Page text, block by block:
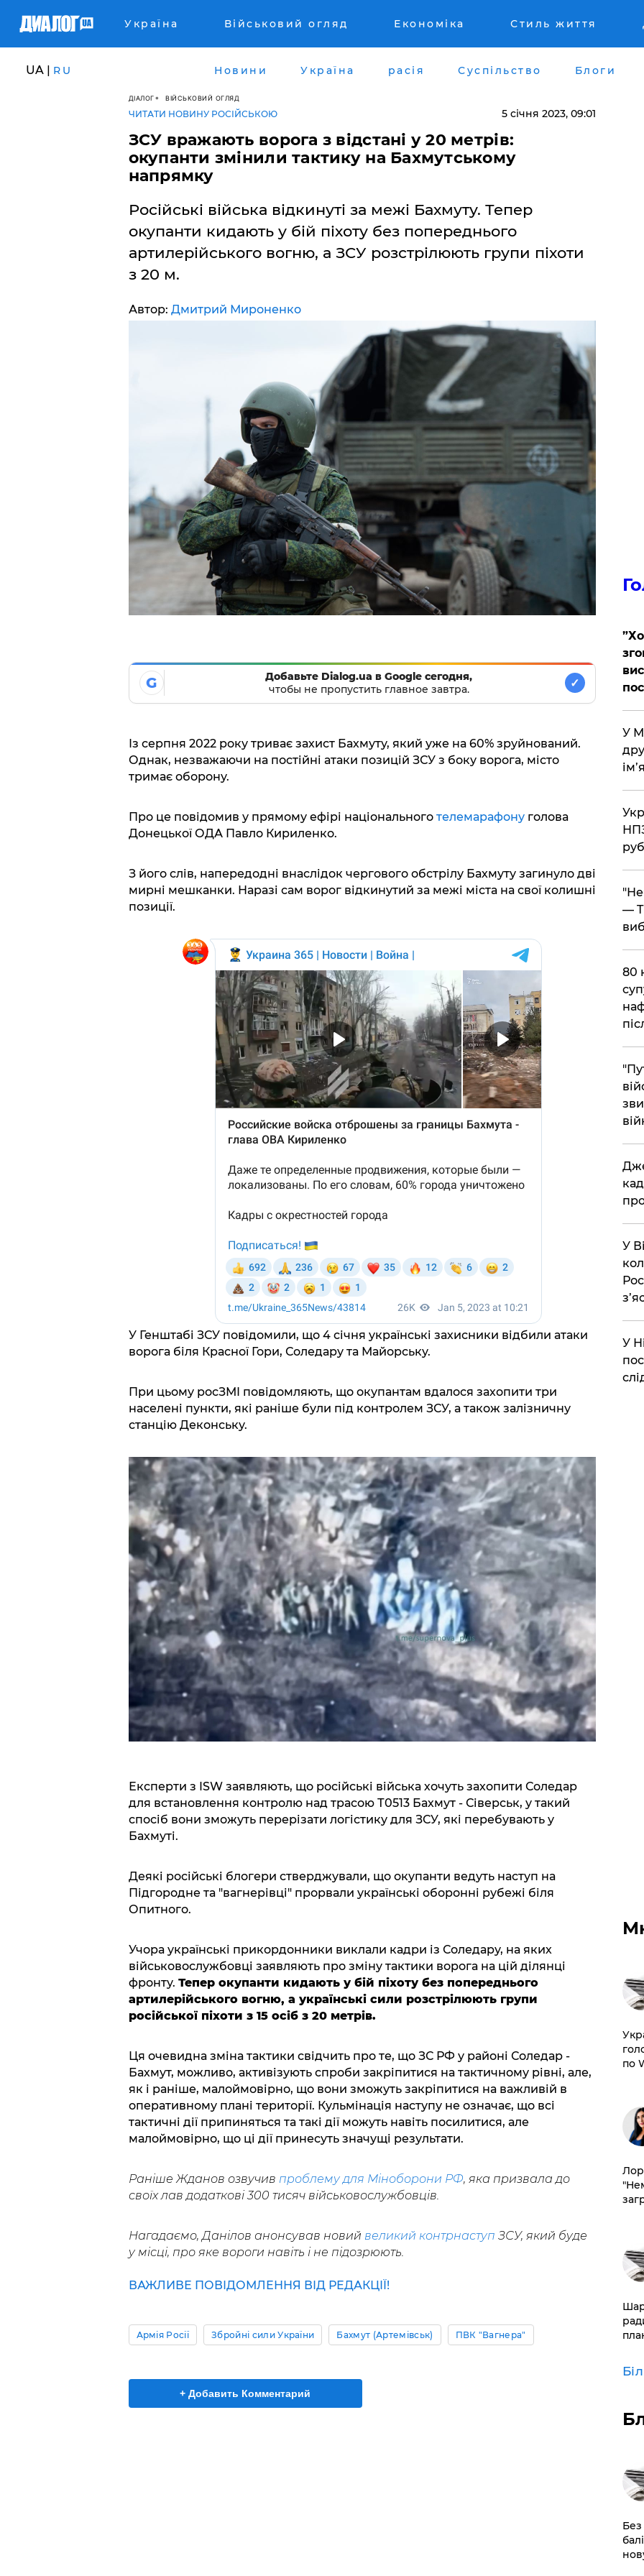
Україна Військовий огляд Економіка Стиль життя
UA | RU Новини Україна расія Суспільство Блоги
ДІАЛОГ ВІЙСЬКОВИЙ ОГЛЯД
ЧИТАТИ НОВИНУ РОСІЙСЬКОЮ 5 січня 2023, 09:01
ЗСУ вражають ворога з відстані у 20 метрів:
окупанти змінили тактику на Бахмутському
напрямку
Російські війська відкинуті за межі Бахмуту. Тепер
окупанти кидають у бій піхоту без попереднього
артилерійського вогню, а ЗСУ розстрілюють групи піхоти
з 20 м.
Автор: Дмитрий Мироненко
G
Добавьте Dialog.ua в Google сегодня,
чтобы не пропустить главное завтра.
✓
Із серпня 2022 року триває захист Бахмуту, який уже на 60% зруйнований.
Однак, незважаючи на постійні атаки позицій ЗСУ з боку ворога, місто
тримає оборону.
Про це повідомив у прямому ефірі національного телемарафонуголова
Донецької ОДА Павло Кириленко.
З його слів, напередодні внаслідок чергового обстрілу Бахмуту загинуло дві
мирні мешканки. Наразі сам ворог відкинутий за межі міста на свої колишні
позиції.
У Генштабі ЗСУ повідомили, що 4 січня українські захисники відбили атаки
ворога біля Красної Гори, Соледару та Майорську.
При цьому росЗМІ повідомляють, що окупантам вдалося захопити три
населені пункти, які раніше були під контролем ЗСУ, а також залізничну
станцію Деконську.
Експерти з ISW заявляють, що російські війська хочуть захопити Соледар
для встановлення контролю над трасою Т0513 Бахмут - Сіверськ, у такий
спосіб вони зможуть перерізати логістику для ЗСУ, які перебувають у
Бахмуті.
Деякі російські блогери стверджували, що окупанти ведуть наступ на
Підгородне та "вагнерівці" прорвали українські оборонні рубежі біля
Опитного.
Учора українські прикордонники виклали кадри із Соледару, на яких
військовослужбовці заявляють про зміну тактики ворога на цій ділянці
фронту. Тепер окупанти кидають у бій піхоту без попереднього
артилерійського вогню, а українські сили розстрілюють групи
російської піхоти з 15 осіб з 20 метрів.
Ця очевидна зміна тактики свідчить про те, що ЗС РФ у районі Соледар -
Бахмут, можливо, активізують спроби закріпитися на тактичному рівні, але,
як і раніше, малоймовірно, що вони зможуть закріпитися на важливій в
оперативному плані території. Кульмінація наступу не означає, що всі
тактичні дії припиняться та такі дії можуть навіть посилитися, але
малоймовірно, що ці дії принесуть значущі результати.
Раніше Жданов озвучив проблему для Міноборони РФ, яка призвала до
своїх лав додаткові 300 тисяч військовослужбовців.
Нагадаємо, Данілов анонсував новий великий контрнаступ ЗСУ, який буде
у місці, про яке вороги навіть і не підозрюють.
ВАЖЛИВЕ ПОВІДОМЛЕННЯ ВІД РЕДАКЦІЇ!
Армія Росії Збройні сили України Бахмут (Артемівськ) ПВК "Вагнера"
+ Добавить Комментарий
​У
ім’я
—
​80
​У
​У
по